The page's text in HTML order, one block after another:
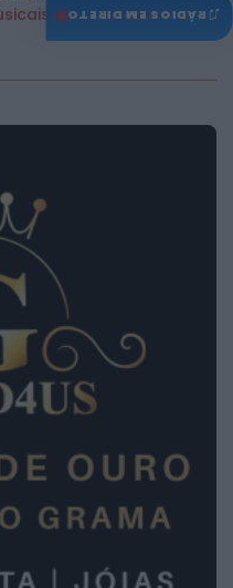
pré-selecionados ♫
RÁDIOS EM DIRETO